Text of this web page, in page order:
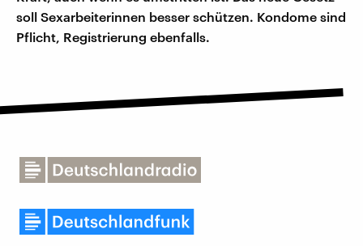
soll Sexarbeiterinnen besser schützen. Kondome sind
Pflicht, Registrierung ebenfalls.